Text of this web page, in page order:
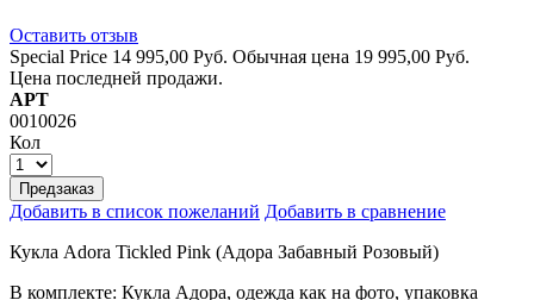
Оставить отзыв
Special Price 14 995,00 Руб. Обычная цена 19 995,00 Руб.
Цена последней продажи.
АРТ
0010026
Кол
Предзаказ
Добавить в список пожеланий Добавить в сравнение
Кукла Adora Tickled Pink (Адора Забавный Розовый)
В комплекте: Кукла Адора, одежда как на фото, упаковка